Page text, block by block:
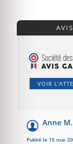
VOIR
Anne M.
Publié le 15 mai